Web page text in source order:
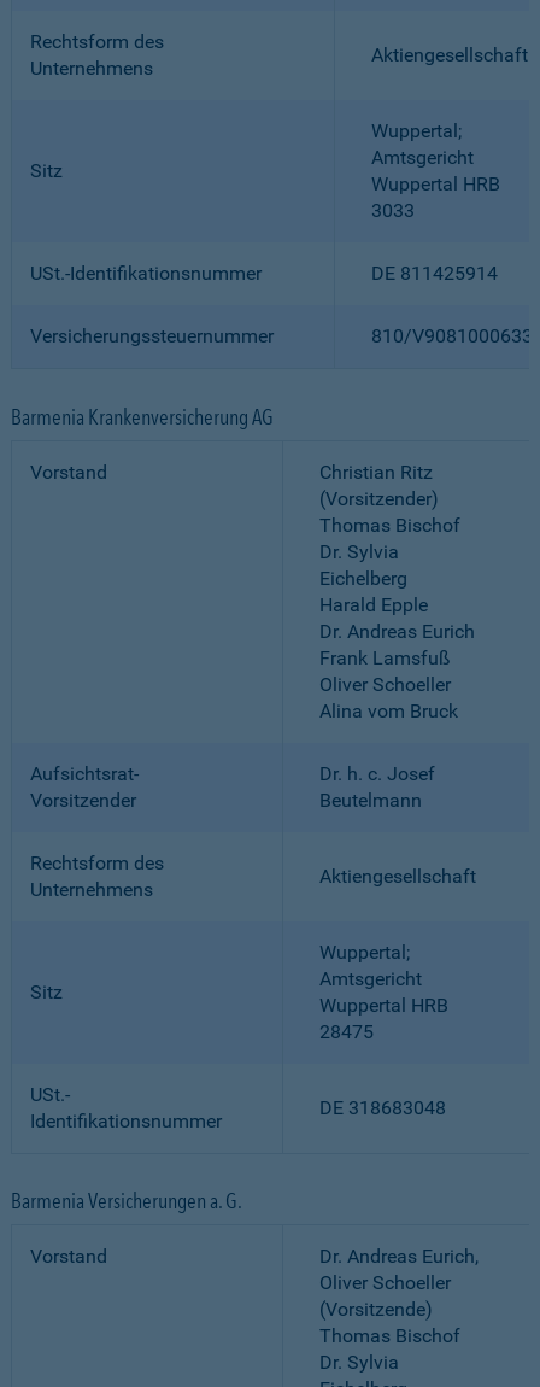
Rechtsform des
Unternehmens
Aktiengesellschaft
Sitz
Wuppertal;
Amtsgericht
Wuppertal HRB
3033
USt.-Identifikationsnummer DE 811425914
Versicherungssteuernummer 810/
Barmenia Krankenversicherung AG
Vorstand
Christian Ritz
(Vorsitzender)
Thomas Bischof
Dr. Sylvia
Eichelberg
Harald Epple
Dr. Andreas Eurich
Frank Lamsfuß
Oliver Schoeller
Alina vom Bruck
Aufsichtsrat-
Vorsitzender
Dr. h. c. Josef
Beutelmann
Rechtsform des
Unternehmens
Aktiengesellschaft
Sitz
Wuppertal;
Amtsgericht
Wuppertal HRB
28475
USt.-
Identifikationsnummer
DE 318683048
Barmenia Versicherungen a. G.
Vorstand
Dr. Andreas Eurich,
Oliver Schoeller
(Vorsitzende)
Thomas Bischof
Dr. Sylvia